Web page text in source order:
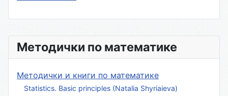
Методички по математике
Методички и книги по математике
Statistics. Basic principles (Natalia Shyriaieva)